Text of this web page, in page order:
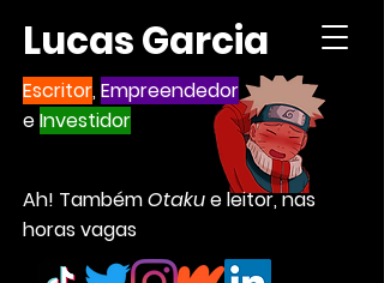
Lucas Garcia
Escritor,Empreendedor
eInvestidor
Ah! TambémOtakue leitor, nas
horas vagas